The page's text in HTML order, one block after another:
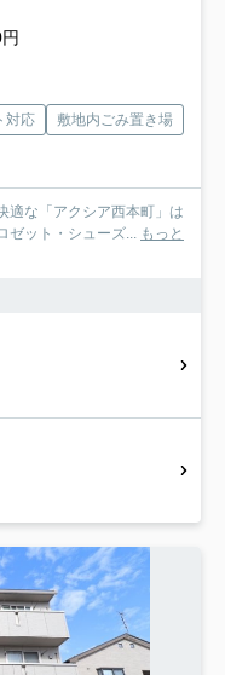
対応
敷地内ごみ置き場
適な「アクシア西本町」は
ゼット・シューズ... もっと